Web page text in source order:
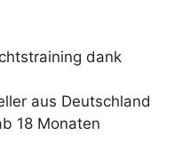
dank
aus Deutschland
18 Monaten